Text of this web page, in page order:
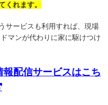
くれます。
サービスも利用すれば、現場
マンが代わりに家に駆けつけ
配信サービスはこち